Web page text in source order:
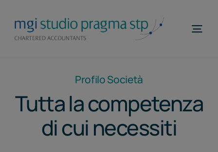
contenuto
Competenze
MGI WorldWide
Profilo Società
Tutta la competenza
di cui necessiti